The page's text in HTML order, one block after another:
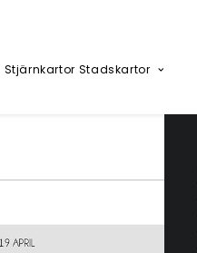
Stjärnkartor Stadskartor